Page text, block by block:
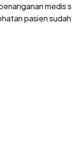
medis
pasien